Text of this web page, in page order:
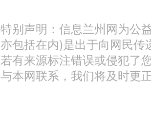
特别声明：信息兰州网为公
亦包括在内)是出于向网民
若有来源标注错误或侵犯了
与本网联系，我们将及时更